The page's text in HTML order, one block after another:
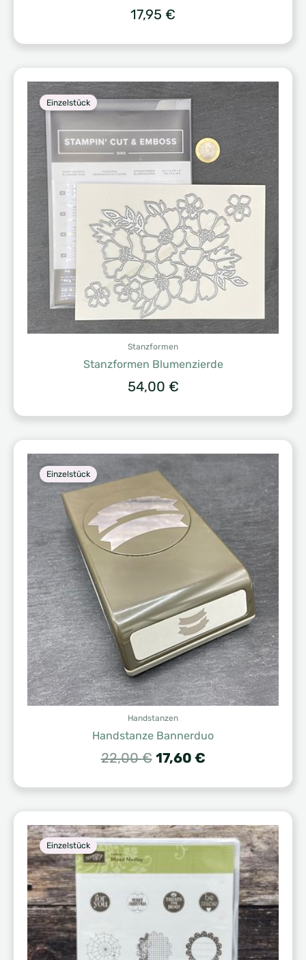
17,95 €
Einzelstück
Stanzformen
Stanzformen Blumenzierde
54,00 €
Einzelstück
Handstanzen
Handstanze Bannerduo
22,00€ Ursprünglicher
war:
22,00 €
17,60 €Aktueller
ist:
17,60 €.
Einzelstück